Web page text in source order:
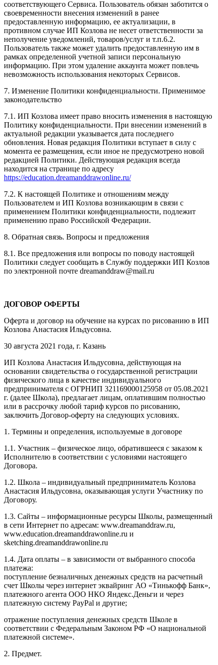
соответствующего Сервиса. Пользователь обязан заботится о
своевременности внесения изменений в ранее
предоставленную информацию, ее актуализации, в
противном случае ИП Козлова не несет ответственности за
неполучение уведомлений, товаров/услуг и т.п.6.2.
Пользователь также может удалить предоставленную им в
рамках определенной учетной записи персональную
информацию. При этом удаление аккаунта может повлечь
невозможность использования некоторых Сервисов.
7. Изменение Политики конфиденциальности. Применимое
законодательство
7.1. ИП Козлова имеет право вносить изменения в настоящую
Политику конфиденциальности. При внесении изменений в
актуальной редакции указывается дата последнего
обновления. Новая редакция Политики вступает в силу с
момента ее размещения, если иное не предусмотрено новой
редакцией Политики. Действующая редакция всегда
находится на странице по адресу
https://education.dreamanddrawonline.ru/
7.2. К настоящей Политике и отношениям между
Пользователем и ИП Козлова возникающим в связи с
применением Политики конфиденциальности, подлежит
применению право Российской Федерации.
8. Обратная связь. Вопросы и предложения
8.1. Все предложения или вопросы по поводу настоящей
Политики следует сообщать в Службу поддержки ИП Козлов
по электронной почте dreamanddraw@mail.ru
ДОГОВОР ОФЕРТЫ
Оферта и договор на обучение на курсах по рисованию в ИП
Козлова Анастасия Ильдусовна.
30 августа 2021 года, г. Казань
ИП Козлова Анастасия Ильдусовна, действующая на
основании свидетельства о государственной регистрации
физического лица в качестве индивидуального
предпринимателя с ОГРНИП 321169000125958 от 05.08.2021
г. (далее Школа), предлагает лицам, оплатившим полностью
или в рассрочку любой тариф курсов по рисованию,
заключить Договор-оферту на следующих условиях.
1. Термины и определения, используемые в договоре
1.1. Участник – физическое лицо, обратившееся с заказом к
Исполнителю в соответствии с условиями настоящего
Договора.
1.2. Школа – индивидуальный предприниматель Козлова
Анастасия Ильдусовна, оказывающая услуги Участнику по
Договору.
1.3. Сайты – информационные ресурсы Школы, размещенный
в сети Интернет по адресам: www.dreamanddraw.ru,
www.education.dreamanddrawonline.ru и
sketching.dreamanddrawonline.ru
1.4. Дата оплаты – в зависимости от выбранного способа
платежа:
поступление безналичных денежных средств на расчетный
счет Школы через интернет эквайринг АО «Тинькофф Банк»,
платежного агента ООО НКО Яндекс.Деньги и через
платежную систему PayPal и другие;
отражение поступления денежных средств Школе в
соответствии с Федеральным Законом РФ «О национальной
платежной системе».
2. Предмет.